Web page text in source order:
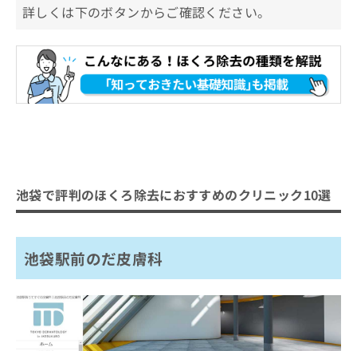
詳しくは下のボタンからご確認ください。
池袋で評判のほくろ除去におすすめのクリニック10選
池袋駅前のだ皮膚科